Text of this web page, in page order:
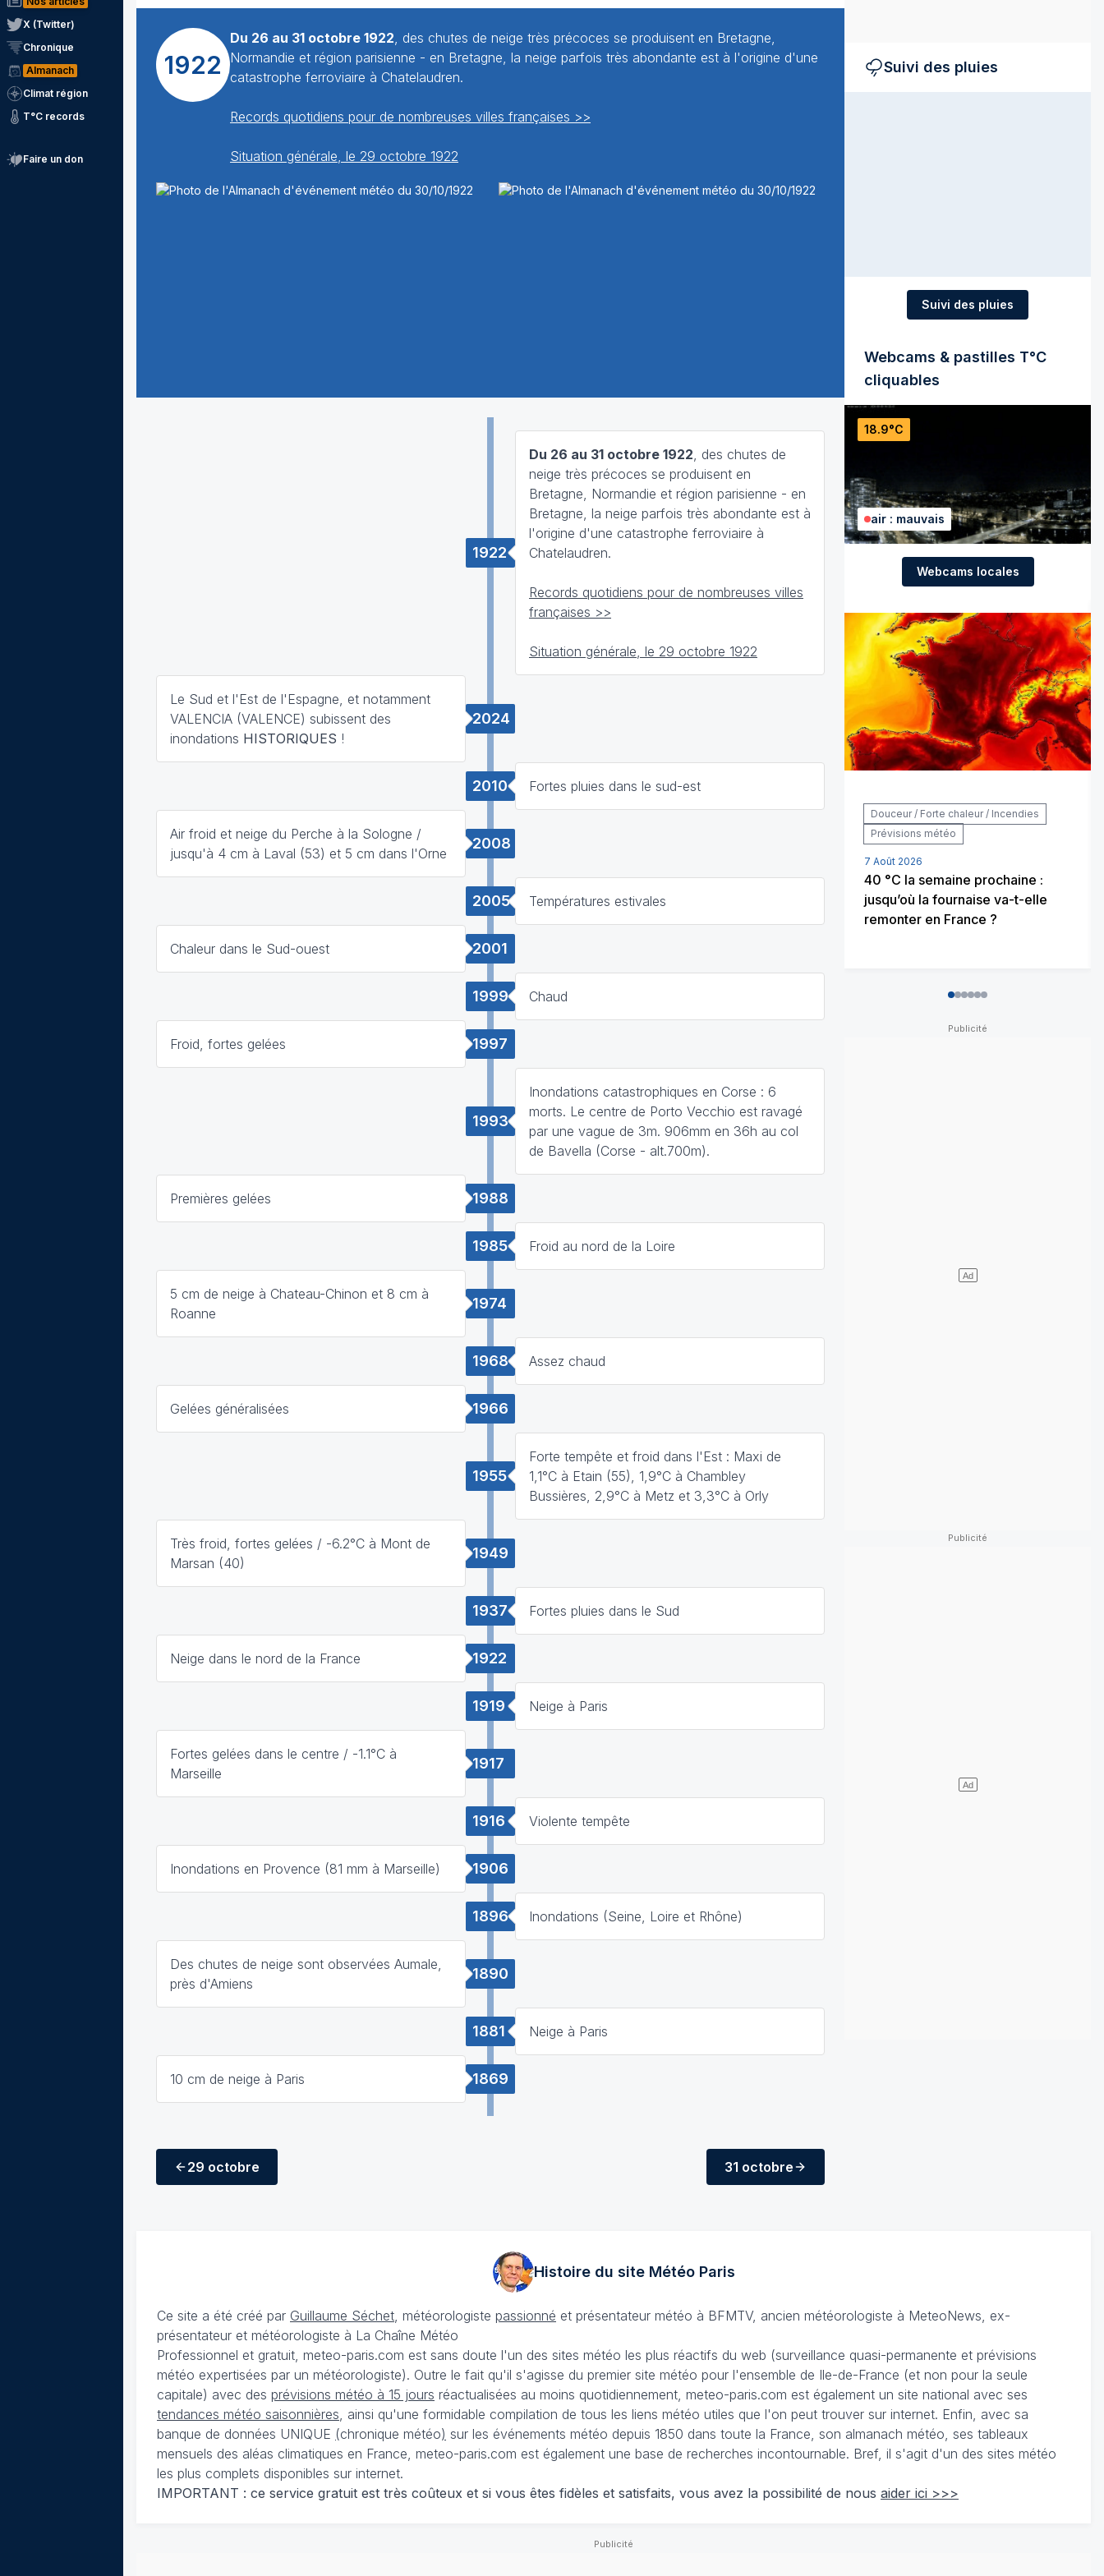
X (Twitter)
Chronique
Almanach
Climat région
T°C records
Faire un don
1922
Du 26 au 31 octobre 1922, des chutes de neige très précoces se produisent en Bretagne,
Normandie et région parisienne - en Bretagne, la neige parfois très abondante est à l'origine d'une
catastrophe ferroviaire à Chatelaudren.
Records quotidiens pour de nombreuses villes françaises >>
Situation générale, le 29 octobre 1922
1922
Du 26 au 31 octobre 1922, des chutes de
neige très précoces se produisent en
Bretagne, Normandie et région parisienne - en
Bretagne, la neige parfois très abondante est à
l'origine d'une catastrophe ferroviaire à
Chatelaudren.
Records quotidiens pour de nombreuses villes
françaises >>
Situation générale, le 29 octobre 1922
2024
Le Sud et l'Est de l'Espagne, et notamment
VALENCIA (VALENCE) subissent des
inondations HISTORIQUES !
2010 Fortes pluies dans le sud-est
2008
Air froid et neige du Perche à la Sologne /
jusqu'à 4 cm à Laval (53) et 5 cm dans l'Orne
2005 Températures estivales
2001
Chaleur dans le Sud-ouest
1999 Chaud
1997
Froid, fortes gelées
1993
Inondations catastrophiques en Corse : 6
morts. Le centre de Porto Vecchio est ravagé
par une vague de 3m. 906mm en 36h au col
de Bavella (Corse - alt.700m).
1988
Premières gelées
1985 Froid au nord de la Loire
1974
5 cm de neige à Chateau-Chinon et 8 cm à
Roanne
1968 Assez chaud
1966
Gelées généralisées
1955
Forte tempête et froid dans l'Est : Maxi de
1,1°C à Etain (55), 1,9°C à Chambley
Bussières, 2,9°C à Metz et 3,3°C à Orly
1949
Très froid, fortes gelées / -6.2°C à Mont de
Marsan (40)
1937 Fortes pluies dans le Sud
1922
Neige dans le nord de la France
1919 Neige à Paris
1917
Fortes gelées dans le centre / -1.1°C à
Marseille
1916 Violente tempête
1906
Inondations en Provence (81 mm à Marseille)
1896 Inondations (Seine, Loire et Rhône)
1890
Des chutes de neige sont observées Aumale,
près d'Amiens
1881 Neige à Paris
1869
10 cm de neige à Paris
29 octobre 31 octobre
Suivi des pluies
Suivi des pluies
Webcams & pastilles T°C
cliquables
18.9°C
air : mauvais
Webcams locales
Douceur / Forte chaleur / Incendies
Prévisions météo
7 Août 2026
40 °C la semaine prochaine :
jusqu’où la fournaise va-t-elle
remonter en France ?
012345
Histoire du site MétéoParis
Ce site a été créé par Guillaume Séchet, météorologiste passionné et présentateur météo à BFMTV, ancien météorologiste à MeteoNews, ex-
présentateur et météorologiste à La Chaîne Météo
Professionnel et gratuit, meteo-paris.com est sans doute l'un des sites météo les plus réactifs du web (surveillance quasi-permanente et prévisions
météo expertisées par un météorologiste). Outre le fait qu'il s'agisse du premier site météo pour l'ensemble de Ile-de-France (et non pour la seule
capitale) avec des prévisions météo à 15 jours réactualisées au moins quotidiennement, meteo-paris.com est également un site national avec ses
tendances météo saisonnières, ainsi qu'une formidable compilation de tous les liens météo utiles que l'on peut trouver sur internet. Enfin, avec sa
banque de données UNIQUE (chronique météo) sur les événements météo depuis 1850 dans toute la France, son almanach météo, ses tableaux
mensuels des aléas climatiques en France, meteo-paris.com est également une base de recherches incontournable. Bref, il s'agit d'un des sites météo
les plus complets disponibles sur internet.
IMPORTANT : ce service gratuit est très coûteux et si vous êtes fidèles et satisfaits, vous avez la possibilité de nous aider ici >>>